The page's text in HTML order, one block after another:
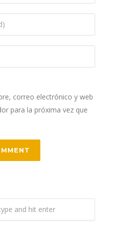
correo electrónico y web
para la próxima vez que